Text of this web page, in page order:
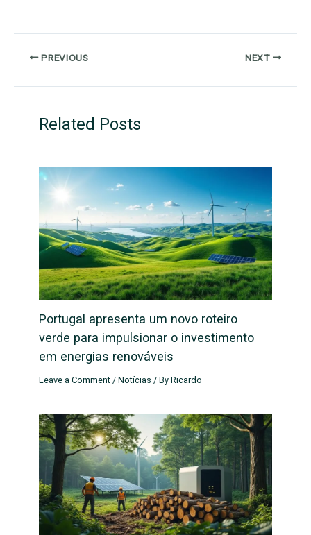
PREVIOUS NEXT
Related Posts
Portugal apresenta um novo roteiro
verde para impulsionar o investimento
em energias renováveis
Leave a Comment /Notícias / ByRicardo